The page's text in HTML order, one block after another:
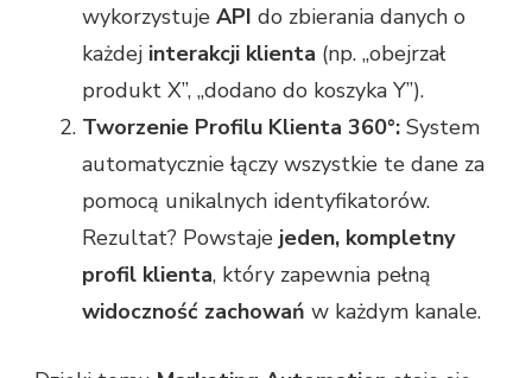
wykorzystuje API do zbierania danych o
każdej interakcji klienta (np. „obejrzał
produkt X”, „dodano do koszyka Y”).
Tworzenie Profilu Klienta 360°: System
automatycznie łączy wszystkie te dane za
pomocą unikalnych identyfikatorów.
Rezultat? Powstaje jeden, kompletny
profil klienta, który zapewnia pełną
widoczność zachowań w każdym kanale.